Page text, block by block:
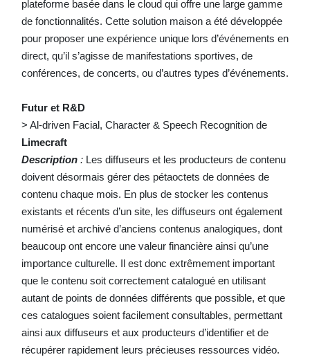
plateforme basée dans le cloud qui offre une large gamme
de fonctionnalités. Cette solution maison a été développée
pour proposer une expérience unique lors d’événements en
direct, qu’il s’agisse de manifestations sportives, de
conférences, de concerts, ou d’autres types d’événements.
Futur et R&D
> Al-driven Facial, Character & Speech Recognition de
Limecraft
Description:Les diffuseurs et les producteurs de contenu
doivent désormais gérer des pétaoctets de données de
contenu chaque mois. En plus de stocker les contenus
existants et récents d’un site, les diffuseurs ont également
numérisé et archivé d’anciens contenus analogiques, dont
beaucoup ont encore une valeur financière ainsi qu’une
importance culturelle. Il est donc extrêmement important
que le contenu soit correctement catalogué en utilisant
autant de points de données différents que possible, et que
ces catalogues soient facilement consultables, permettant
ainsi aux diffuseurs et aux producteurs d’identifier et de
récupérer rapidement leurs précieuses ressources vidéo.